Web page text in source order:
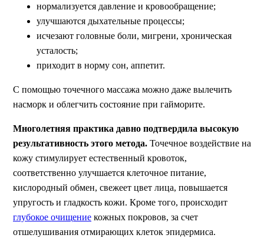
нормализуется давление и кровообращение;
улучшаются дыхательные процессы;
исчезают головные боли, мигрени, хроническая
усталость;
приходит в норму сон, аппетит.
С помощью точечного массажа можно даже вылечить
насморк и облегчить состояние при гайморите.
Многолетняя практика давно подтвердила высокую
результативность этого метода. Точечное воздействие на
кожу стимулирует естественный кровоток,
соответственно улучшается клеточное питание,
кислородный обмен, свежеет цвет лица, повышается
упругость и гладкость кожи. Кроме того, происходит
глубокое очищение кожных покровов, за счет
отшелушивания отмирающих клеток эпидермиса.